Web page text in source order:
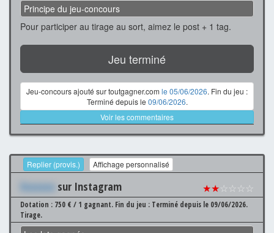
Principe du jeu-concours
Pour participer au tirage au sort, aimez le post + 1 tag.
Jeu terminé
Jeu-concours ajouté sur toutgagner.com le 05/06/2026. Fin du jeu :
Terminé depuis le 09/06/2026.
Voir les commentaires
Replier (provis.) Affichage personnalisé
Xxxxxxx sur Instagram ★★☆☆☆☆
Dotation : 750 € / 1 gagnant. Fin du jeu : Terminé depuis le 09/06/2026.
Tirage.